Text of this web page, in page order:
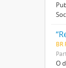
BR
O